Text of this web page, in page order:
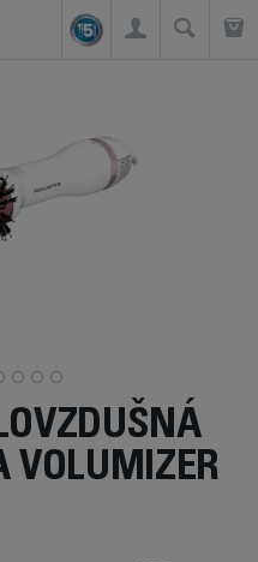
VOLUMIZER